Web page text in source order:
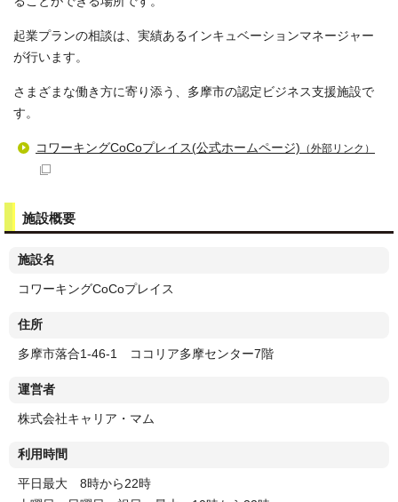
起業プランの相談は、実績あるインキュベーションマネージャー
が行います。
さまざまな働き方に寄り添う、多摩市の認定ビジネス支援施設で
す。
コワーキングCoCoプレイス(公式ホームページ) （外部リンク）
施設概要
施設名
コワーキングCoCoプレイス
住所
多摩市落合1-46-1 ココリア多摩センター7階
運営者
株式会社キャリア・マム
利用時間
平日最大 8時から22時